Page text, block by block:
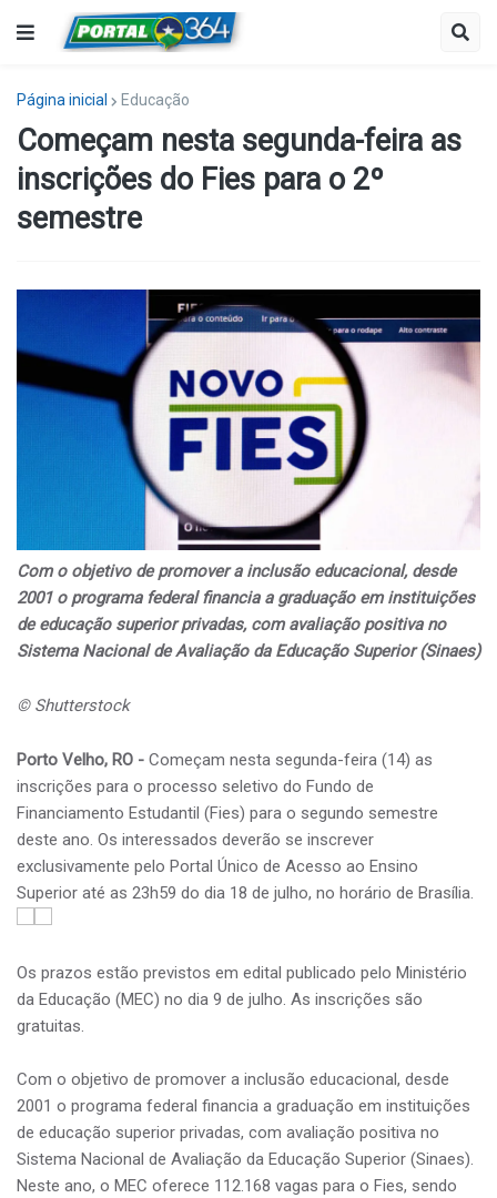
Página inicial Educação
Começam nesta segunda-feira as
inscrições do Fies para o 2º
semestre
Com o objetivo de promover a inclusão educacional, desde
2001 o programa federal financia a graduação em instituições
de educação superior privadas, com avaliação positiva no
Sistema Nacional de Avaliação da Educação Superior (Sinaes)
© Shutterstock
Porto Velho, RO - Começam nesta segunda-feira (14) as
inscrições para o processo seletivo do Fundo de
Financiamento Estudantil (Fies) para o segundo semestre
deste ano. Os interessados deverão se inscrever
exclusivamente pelo Portal Único de Acesso ao Ensino
Superior até as 23h59 do dia 18 de julho, no horário de Brasília.
Os prazos estão previstos em edital publicado pelo Ministério
da Educação (MEC) no dia 9 de julho. As inscrições são
gratuitas.
Com o objetivo de promover a inclusão educacional, desde
2001 o programa federal financia a graduação em instituições
de educação superior privadas, com avaliação positiva no
Sistema Nacional de Avaliação da Educação Superior (Sinaes).
Neste ano, o MEC oferece 112.168 vagas para o Fies, sendo